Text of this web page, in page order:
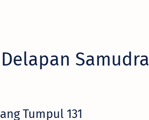
Samudra
Tumpul 131